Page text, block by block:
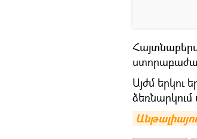
Այժմ երկու